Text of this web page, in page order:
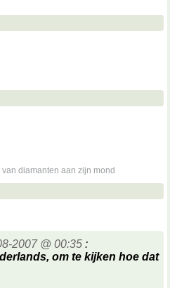
diamanten aan zijn mond
2007 @ 00:35 :
om te kijken hoe dat